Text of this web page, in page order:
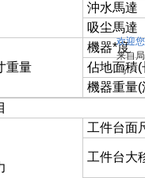
欢迎
来自
吗？
沖水馬達
吸尘馬達
重量
機器*度
佔地面積(
機器重量(
工件台面
工件台大